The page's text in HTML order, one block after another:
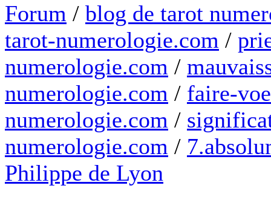
Forum / blog de tarot
tarot-numerologie.com /
numerologie.com /
numerologie.com / faire-
numerologie.com /
numerologie.com /
Philippe de Lyon